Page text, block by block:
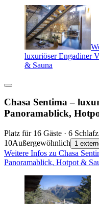
luxuriöser Engadiner
& Sauna
Chasa Sentima –
Panoramablick,
Platz für 16 Gäste · 6
10Außergewöhnlich 1
Weitere Infos zu Chasa
Panoramablick, Hotpot &